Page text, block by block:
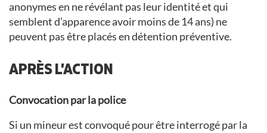
anonymes en ne révélant pas leur identité et qui
semblent d’apparence avoir moins de 14 ans) ne
peuvent pas être placés en détention préventive.
APRÈS L’ACTION
Convocation par la police
Si un mineur est convoqué pour être interrogé par la